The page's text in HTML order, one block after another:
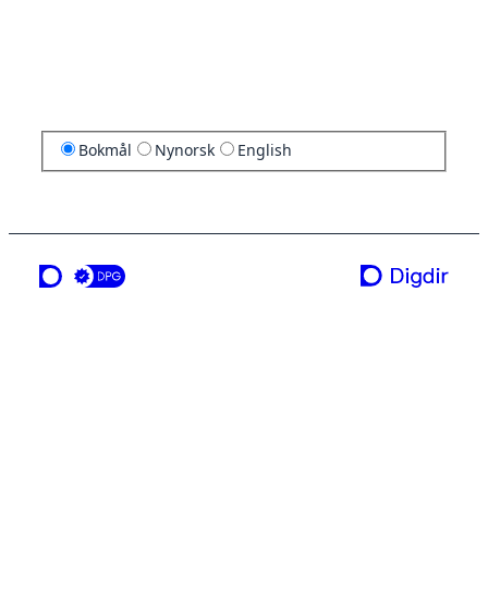
Bokmål Nynorsk English